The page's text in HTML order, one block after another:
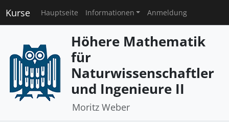
Kurse Hauptseite Informationen Anmeldung
Höhere Mathematik
für
Naturwissenschaftler
und Ingenieure II
Moritz Weber